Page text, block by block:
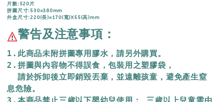
片數:520片
拼圖尺寸:530x380mm
外盒尺寸:220(長)x170(寬)X55(高)mm
警告及注意事項：
1.此商品未附拼圖專用膠水，請另外購買。
2.拼圖與內容物不得誤食，包裝用之塑膠袋，
  請於拆卸後立即銷毀丟棄，
並遠離孩童，避免產生窒
息危險。